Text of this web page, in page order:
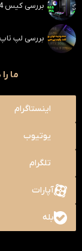
بررسی کیس GAMDIAS ATLAS M4 | آکواریومی قابل‌دفاع
بررسی لپ تاپ MSI VECTOR 16 HX AI | هیولایی در پردازش
ما
اینستاگرام
یوتیوب
تلگرام
آپارات
بله